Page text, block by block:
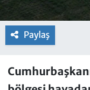
Paylaş